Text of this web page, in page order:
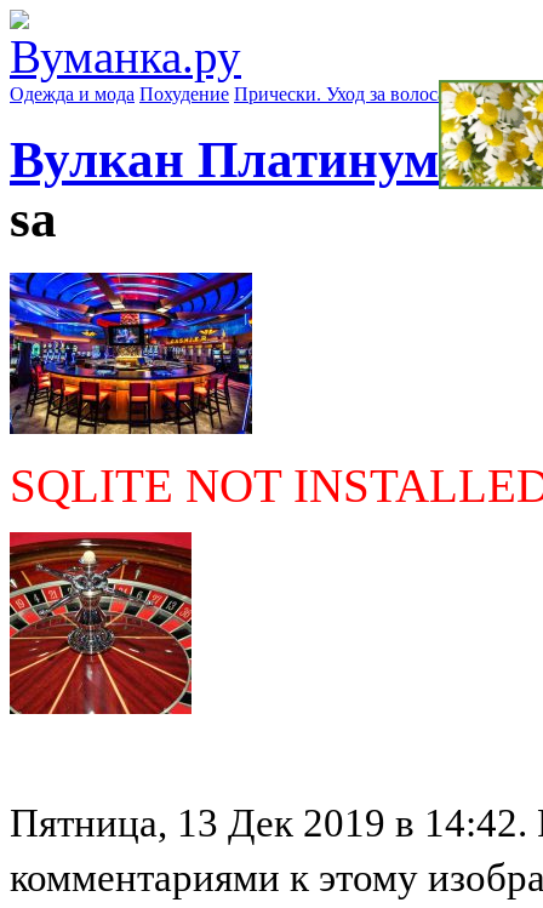
Одежда и мода Похудение Прически. Уход за волосами Маски
Вулкан Платинум —
sa
SQLITE NOT
Пятница, 13 Дек 2019 в 14:42.
комментариями к этому